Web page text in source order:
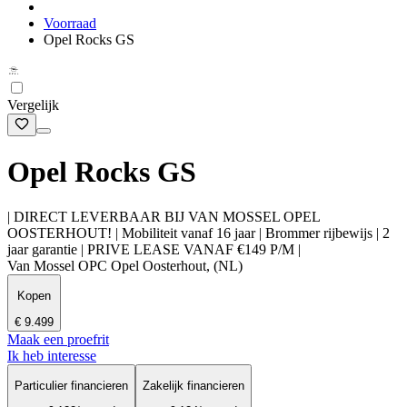
Voorraad
Opel Rocks GS
Vergelijk
Opel Rocks GS
| DIRECT LEVERBAAR BIJ VAN MOSSEL OPEL
OOSTERHOUT! | Mobiliteit vanaf 16 jaar | Brommer rijbewijs | 2
jaar garantie | PRIVE LEASE VANAF €149 P/M |
Van Mossel OPC Opel Oosterhout, (NL)
Kopen
€ 9.499
Maak een proefrit
Ik heb interesse
Particulier financieren
Zakelijk financieren